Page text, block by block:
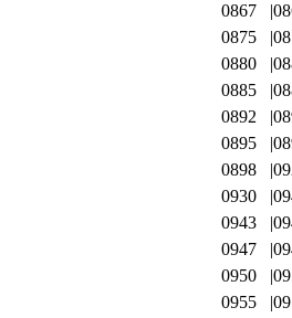
0867
0875
0880
0885
0892
0895
0898
0930
0943
0947
0950
0955